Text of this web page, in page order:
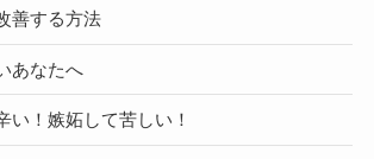
善する方法
あなたへ
い！嫉妬して苦しい！